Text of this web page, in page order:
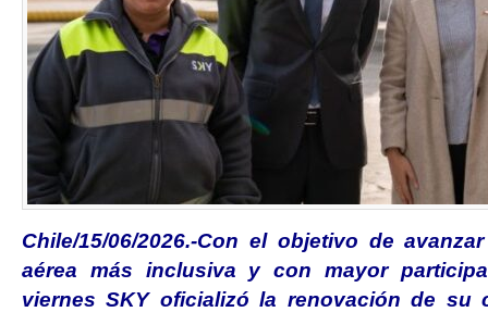
Chile/15/06/2026.-Con el objetivo de
aérea más inclusiva y con mayor
viernes SKY oficializó la renovación de su